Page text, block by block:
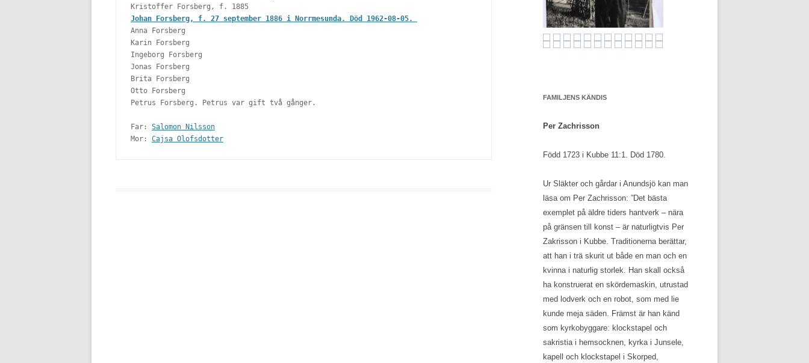
Johan Forsberg, f. 27 september 1886 i Norrmesunda. Död 1962-08-05.
Anna Forsberg
Karin Forsberg
Ingeborg Forsberg
Jonas Forsberg
Brita Forsberg
Otto Forsberg
Petrus Forsberg. Petrus var gift två gånger.
Far: Salomon Nilsson
Mor: Cajsa Olofsdotter
FAMILJENS KÄNDIS
Per Zachrisson
Född 1723 i Kubbe 11:1. Död 1780.
Ur Släkter och gårdar i Anundsjö kan man
läsa om Per Zachrisson: ”Det bästa
exemplet på äldre tiders hantverk – nära
på gränsen till konst – är naturligtvis Per
Zakrisson i Kubbe. Traditionerna berättar,
att han i trä skurit ut både en man och en
kvinna i naturlig storlek. Han skall också
ha konstruerat en skördemaskin, utrustad
med lodverk och en robot, som med lie
kunde meja säden. Främst är han känd
som kyrkobyggare: klockstapel och
sakristia i hemsocknen, kyrka i Junsele,
kapell och klockstapel i Skorped,